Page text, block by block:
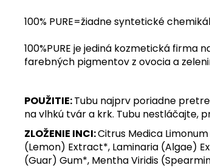
100% PURE=žiadne syntetické
100%PURE je jediná kozmetická
farebných pigmentov z ovocia a
POUŽITIE:Tubu najprv poriadne
na vlhkú tvár a krk. Tubu nestláčajte,
ZLOŽENIE INCI:Citrus Medica
(Lemon) Extract*, Laminaria (Algae)
(Guar) Gum*, Mentha Viridis